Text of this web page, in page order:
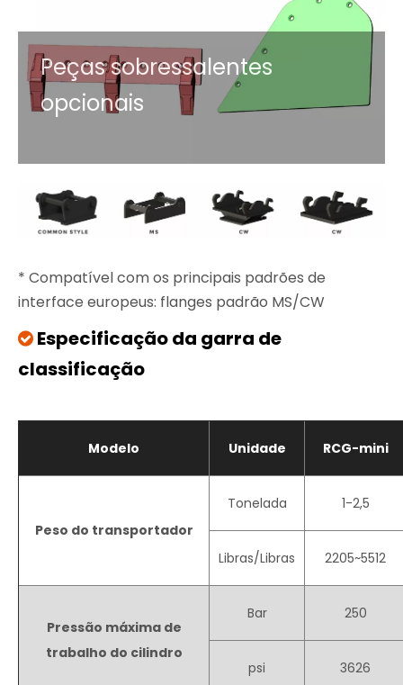
Peças sobressalentes
opcionais
* Compatível com os principais padrões de
interface europeus: flanges padrão MS/CW
 Especificação da garra de
classificação
Modelo Unidade RCG-mini
Peso do transportador
Tonelada 1-2,5
Libras/Libras 2205~5512
Pressão máxima de
trabalho do cilindro
Bar 250
psi 3626